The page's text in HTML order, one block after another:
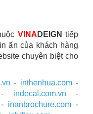
VINA DEIGN tiếp
ấn của khách hàng
chuyên biệt cho
- inthenhua.com-
indecal.com.vn -
inanbrochure.com -